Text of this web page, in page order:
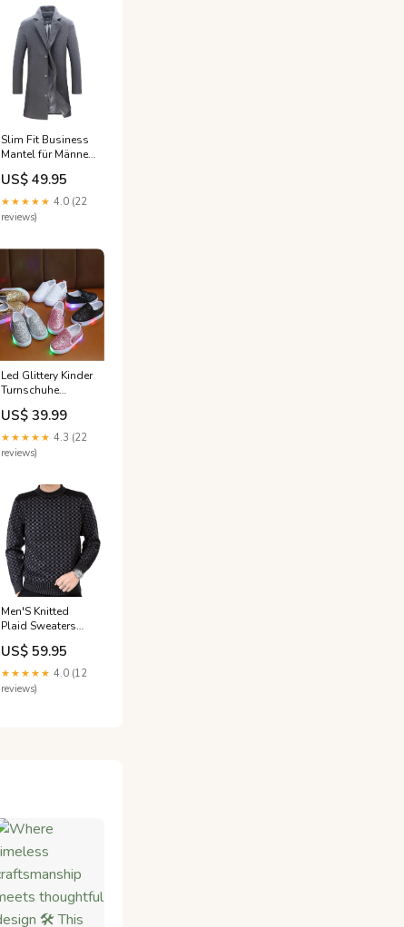
Slim Fit Business
Mantel für Männer
Größe:4XL
US$ 49.95
★★★★★ 4.0 (22
reviews)
Led Glittery Kinder
Turnschuhe
Fashion for
Women
US$ 39.99
★★★★★ 4.3 (22
reviews)
Men'S Knitted
Plaid Sweaters
Winteraanbiedingen
US$ 59.95
★★★★★ 4.0 (12
reviews)